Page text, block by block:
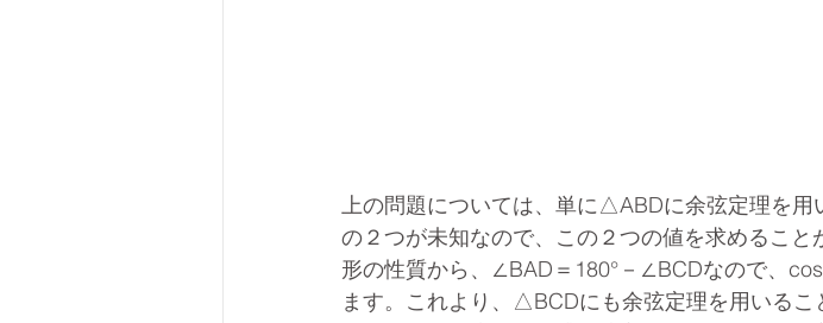
上の問題については、単に△ABDに余弦定理を
の２つが未知なので、この２つの値を求めるこ
形の性質から、∠BAD＝180°－∠BCDなので、
ます。これより、△BCDにも余弦定理を用いる